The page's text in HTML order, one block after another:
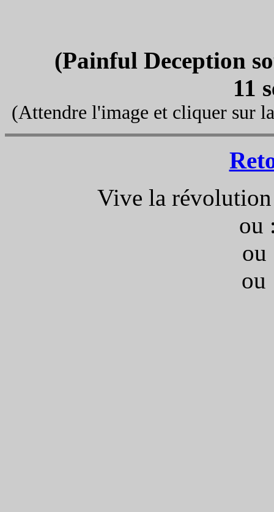
(Painful Deception
11
(Attendre l'image et cliquer sur
Vive la
ou
ou
ou